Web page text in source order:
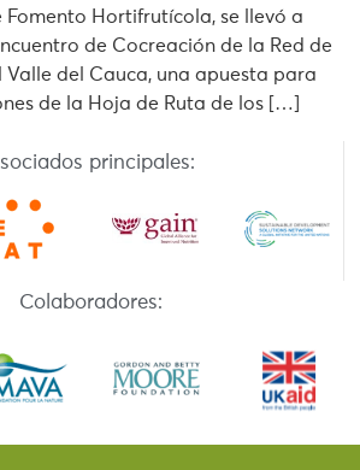
Fomento Hortifrutícola, se llevó a
de Cocreación de la Red de
Valle del Cauca, una apuesta para
de la Hoja de Ruta de los […]
principales:
Colaboradores: